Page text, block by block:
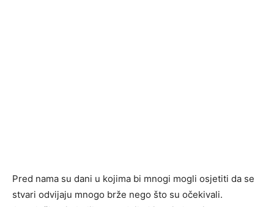
Pred nama su dani u kojima bi mnogi mogli osjetiti da se
stvari odvijaju mnogo brže nego što su očekivali.